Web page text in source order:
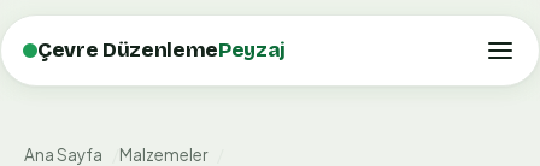
Çevre DüzenlemePeyzaj
Ana Sayfa
Malzemeler